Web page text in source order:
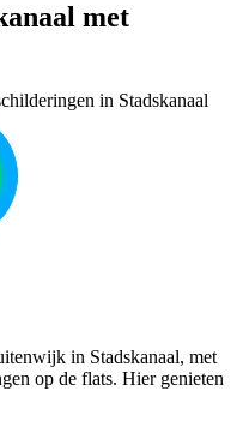
met
in Stadskanaal
in Stadskanaal, met
op de flats. Hier genieten